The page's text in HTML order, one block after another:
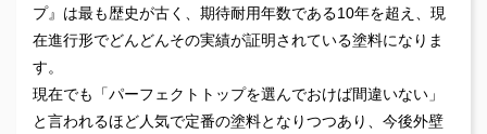
プ』は最も歴史が古く、期待耐用年数である10年を超え、現
在進行形でどんどんその実績が証明されている塗料になりま
す。
現在でも「パーフェクトトップを選んでおけば間違いない」
と言われるほど人気で定番の塗料となりつつあり、今後外壁